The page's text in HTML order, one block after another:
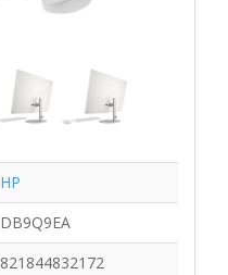
HP
DB9Q9EA
821844832172